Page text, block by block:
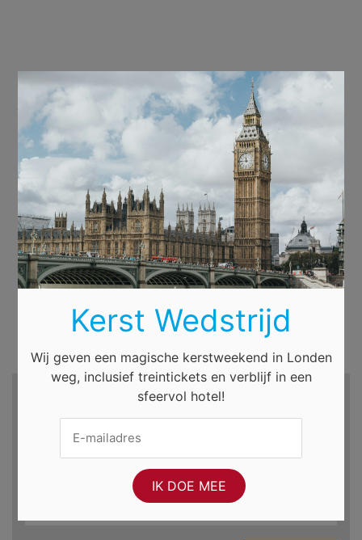
Zoek hotels en meer...
Uitcheckdatum
Kerst Wedstrijd
Wij geven een magische kerstweekend in Londen
weg, inclusief treintickets en verblijf in een
sfeervol hotel!
×